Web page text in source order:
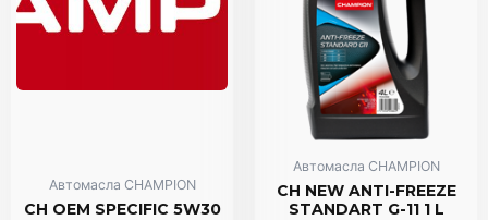
Автомасла CHAMPION
CH OEM SPECIFIC 5W30
Автомасла CHAMPION
CH NEW ANTI-FREEZE
STANDART G-11 1 L